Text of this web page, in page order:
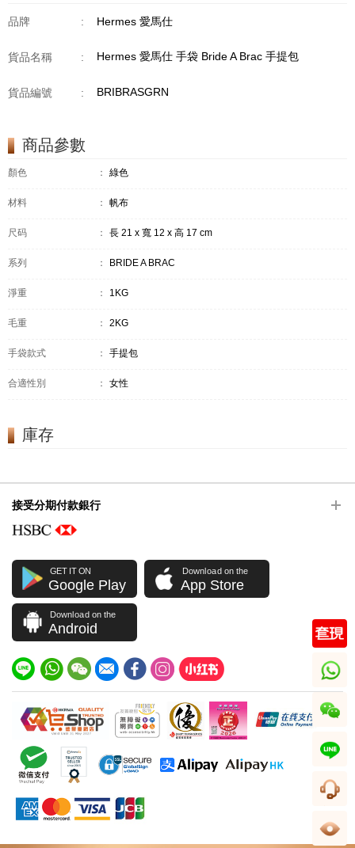
品牌 : Hermes 愛馬仕
貨品名稱 : Hermes 愛馬仕 手袋 Bride A Brac 手提包
貨品編號 : BRIBRASGRN
商品參數
顏色 ： 綠色
材料 ： 帆布
尺码 ： 長 21 x 寬 12 x 高 17 cm
系列 ： BRIDE A BRAC
淨重 ： 1KG
毛重 ： 2KG
手袋款式 ： 手提包
合適性別 ： 女性
庫存
接受分期付款銀行
GET IT ON
Google Play
Download on the
App Store
Download on the
Android
whatsapp